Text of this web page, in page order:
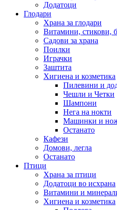
Додатоци
Глодари
Храна за глодари
Витамини, стикови,
Садови за храна
Поилки
Играчки
Заштита
Хигиена и козметика
Пилевини и
Чешли и Четки
Шампони
Нега на нокти
Машинки и
Останато
Кафези
Домови, легла
Останато
Птици
Храна за птици
Додатоци во исхрана
Витамини и
Хигиена и козметика